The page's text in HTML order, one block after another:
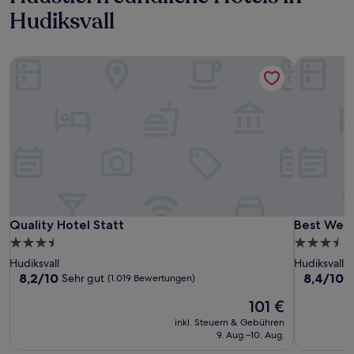
Hudiksvall
Quality Hotel Statt
Quality Hotel Statt
3.5-
Sterne-
Unterkunft
Hudiksvall
8.2
8,2/10 Sehr gut (1.019 Bewertungen)
Der
Preis
beträgt
101 €
inkl. Steuern & Gebühren
9. Aug.–10. Aug.
Best
Best
3.5-
Sterne-
Hudiksvall
8.4
8,4/10